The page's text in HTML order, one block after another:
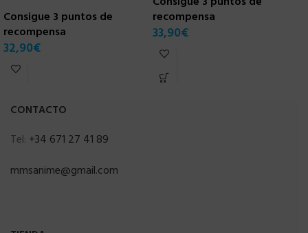
Consigue 3 puntos de
recompensa
32,90€
recompensa
33,90€
CONTACTO
Tel: +34 671 27 41 89
mmsanime@gmail.com